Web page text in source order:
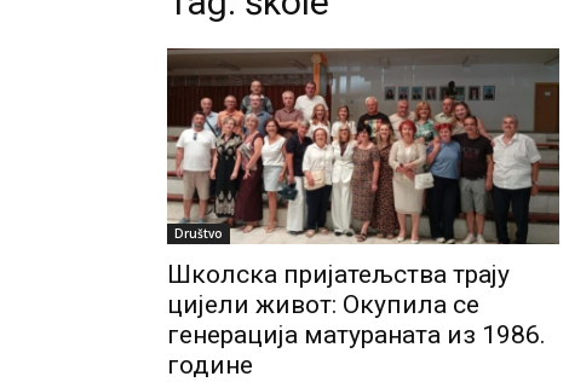
Društvo
Школска пријатељства трају
цијели живот: Окупила се
генерација матураната из 1986.
године